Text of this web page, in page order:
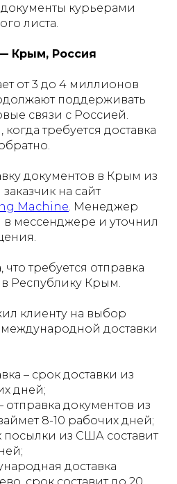
курьерами
листа.
Крым, Россия
от 3 до 4 миллионов
поддерживать
связи с Россией.
требуется доставка
документов в Крым из
на сайт
Machine . Менеджер
в мессенджере и уточнил
требуется отправка
Республику Крым.
клиенту на выбор
доставки
– срок доставки из
дней;
отправка документов из
8-10 рабочих дней;
посылки из США составит
доставка
срок составит до 20